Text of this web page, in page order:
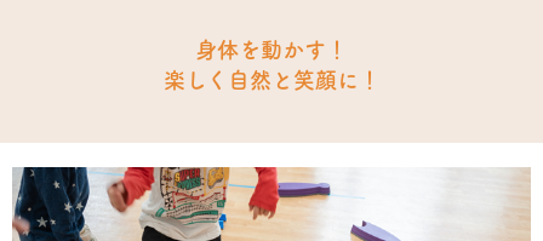
身体を動かす！
楽しく自然と笑顔に！